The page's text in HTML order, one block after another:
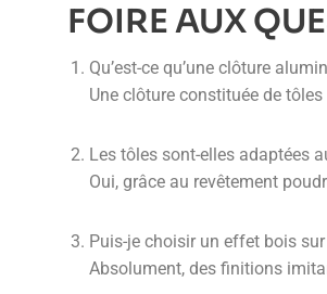
FOIRE AUX
Qu’est-ce qu’une clôture
Une clôture constituée de
Les tôles sont-elles adaptées
Oui, grâce au revêtement
Puis-je choisir un effet bois
Absolument, des finitions